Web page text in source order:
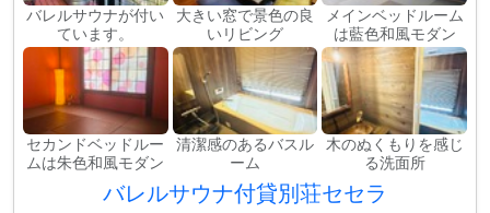
バレルサウナが付い
ています。
大きい窓で景色の良
いリビング
メインベッドルーム
は藍色和風モダン
セカンドベッドルー
ムは朱色和風モダン
清潔感のあるバスル
ーム
木のぬくもりを感じ
る洗面所
バレルサウナ付貸別荘セセラ